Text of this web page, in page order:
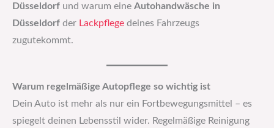
Düsseldorf und warum eine Autohandwäsche in
Düsseldorf der Lackpflege deines Fahrzeugs
zugutekommt.
Warum regelmäßige Autopflege so wichtig ist
Dein Auto ist mehr als nur ein Fortbewegungsmittel – es
spiegelt deinen Lebensstil wider. Regelmäßige Reinigung